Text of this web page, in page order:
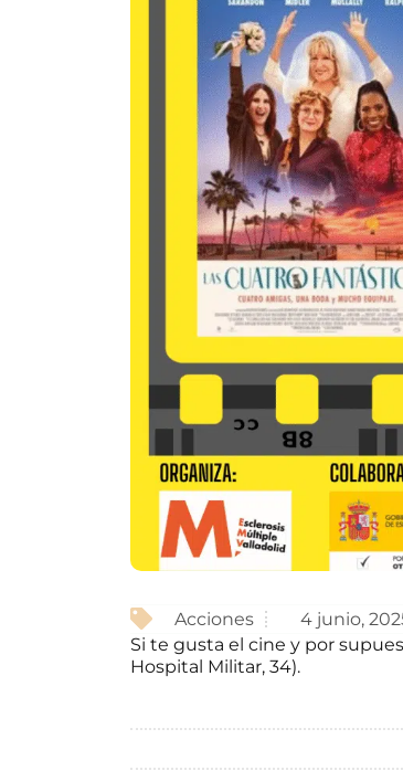
Acciones 4 junio,
Si te gusta el cine y por
Hospital Militar, 34).